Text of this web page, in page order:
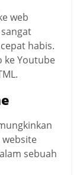
web
habis.
ke Youtube
sebuah